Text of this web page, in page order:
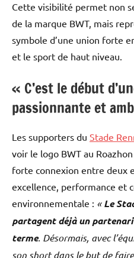
Cette visibilité permet non
de la marque BWT, mais
symbole d’une union forte
et le sport de haut niveau.
« C’est le début
passionnante et
Les supporters du Stade
voir le logo BWT au
forte connexion entre deux
excellence, performance et
environnementale : «Le
partagent déjà un
terme. Désormais, avec
son short dans le but de